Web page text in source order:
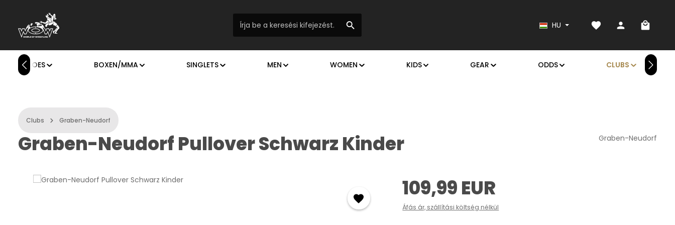
a fő tartalomra
Ugrás a kereséshez
Ugrás a fő navigációhoz
HU
Van 0 kívánságlistád
A
SHOES BOXEN/MMA SINGLETS MEN WOMEN KIDS GEAR ODDS CLUBS
Clubs Graben-Neudorf
Graben-Neudorf Pullover Schwarz Kinder Graben-Neudorf
Normál ár:
109,99 EUR
Áfás ár, szállítási költség nélkül